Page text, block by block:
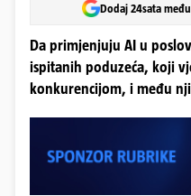
Dodaj 24sata
Da primjenjuju AI u
ispitanih poduzeća, koji
konkurencijom, i među